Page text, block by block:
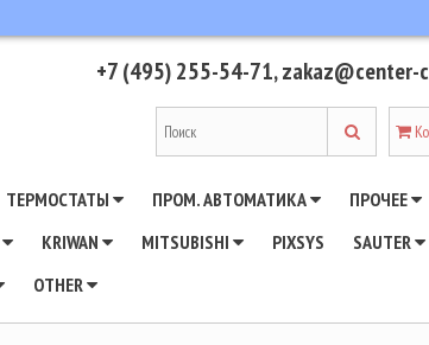
+7 (495) 255-54-71,zakaz@center-
ТЕРМОСТАТЫ ПРОМ. АВТОМАТИКА
ПРОЧЕЕ
KRIWAN MITSUBISHI PIXSYS
SAUTER
OTHER